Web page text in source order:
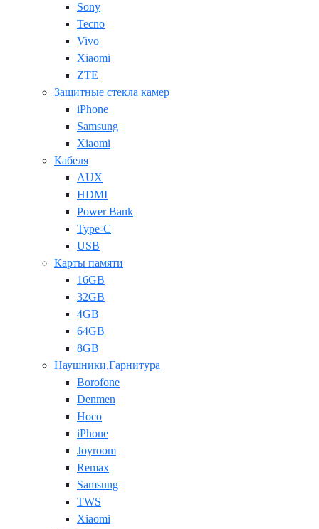
Sony
Tecno
Vivo
Xiaomi
ZTE
Защитные стекла камер
iPhone
Samsung
Xiaomi
Кабеля
AUX
HDMI
Power Bank
Type-C
USB
Карты памяти
16GB
32GB
4GB
64GB
8GB
Наушники,Гарнитура
Borofone
Denmen
Hoco
iPhone
Joyroom
Remax
Samsung
TWS
Xiaomi